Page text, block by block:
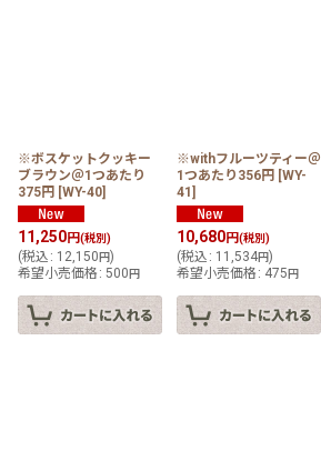
※ボスケットクッキー
ブラウン＠1つあたり
375円 [WY-40]
11,250円(税別)
(税込 : 12,150 円)
希望小売価格 : 500 円
※withフルーツティー＠
1つあたり356円 [WY-
41]
10,680円(税別)
(税込 : 11,534円)
希望小売価格 : 475 円